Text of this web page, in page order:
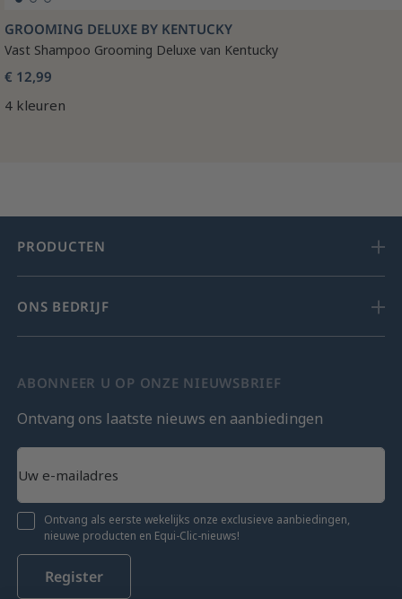
GROOMING DELUXE BY KENTUCKY
Vast Shampoo Grooming Deluxe van Kentucky
€ 12,99
4 kleuren
PRODUCTEN
ONS BEDRIJF
ABONNEER U OP ONZE NIEUWSBRIEF
Ontvang ons laatste nieuws en aanbiedingen
Ontvang als eerste wekelijks onze exclusieve aanbiedingen,
nieuwe producten en Equi-Clic-nieuws!
Register